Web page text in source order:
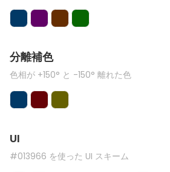
分離補色
色相が +150° と -150° 離れた色
UI
#013966 を使った UI スキーム